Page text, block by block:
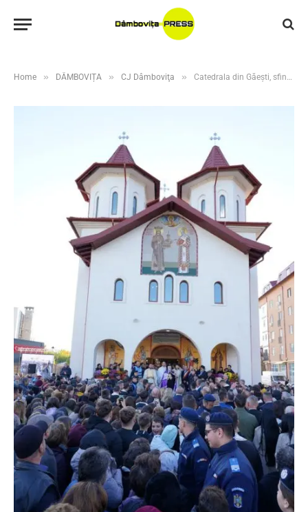
Home » DÂMBOVIȚA » CJ Dâmboviţa » Catedrala din Găești, sfințită de Mitropolitul Nifon, un nou reper spiritual al Dâmboviței